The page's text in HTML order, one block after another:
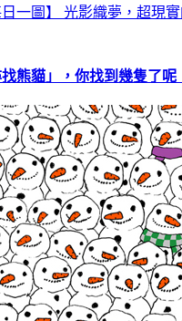
熊貓」，你找到幾隻了呢